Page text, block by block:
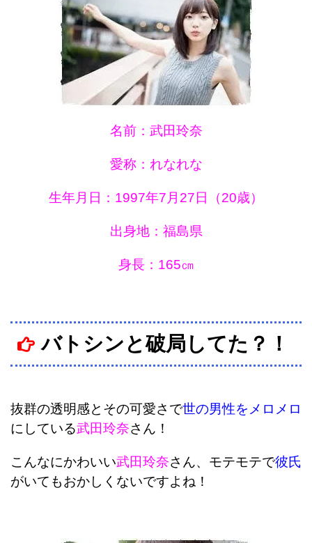
名前：武田玲奈
愛称：れなれな
生年月日：1997年7月27日（20歳）
出身地：福島県
身長：165㎝
バトシンと破局してた？！
抜群の透明感とその可愛さで世の男性をメロメロ
にしている武田玲奈さん！
こんなにかわいい武田玲奈さん、モテモテで彼氏
がいてもおかしくないですよね！